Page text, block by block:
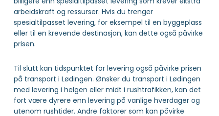
arbeidskraft og ressurser. Hvis du trenger
spesialtilpasset levering, for eksempel til en byggeplass
eller til en krevende destinasjon, kan dette også påvirke
prisen.
Til slutt kan tidspunktet for levering også påvirke prisen
på transport i Lødingen. Ønsker du transport i Lødingen
med levering i helgen eller midt i rushtrafikken, kan det
fort være dyrere enn levering på vanlige hverdager og
utenom rushtider. Andre faktorer som kan påvirke